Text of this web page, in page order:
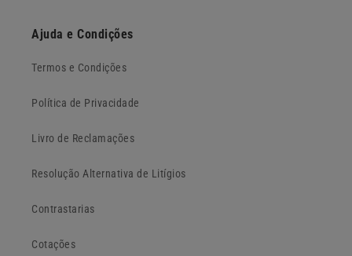
Ajuda e Condições
Termos e Condições
Política de Privacidade
Livro de Reclamações
Resolução Alternativa de Litígios
Contrastarias
Cotações